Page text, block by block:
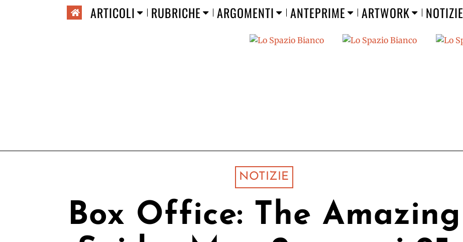
ARTICOLI RUBRICHE ARGOMENTI ANTEPRIME ARTWORK NOTIZIE
NOTIZIE
Box Office: The Amazing